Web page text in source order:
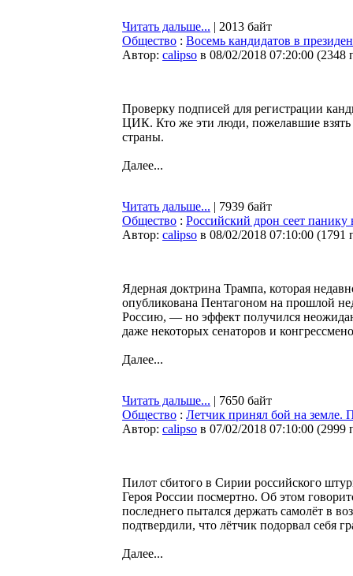
Читать дальше... | 2013 байт
Общество : Восемь кандидатов в
Автор: calipso в 08/02/2018 07:20:00 (2348
Проверку подписей для регистрации
ЦИК. Кто же эти люди, пожелавшие взять
страны.
Далее...
Читать дальше... | 7939 байт
Общество : Российский дрон сеет
Автор: calipso в 08/02/2018 07:10:00 (1791
Ядерная доктрина Трампа, которая
опубликована Пентагоном на прошлой
Россию, — но эффект получился
даже некоторых сенаторов и
Далее...
Читать дальше... | 7650 байт
Общество : Летчик принял бой на земле.
Автор: calipso в 07/02/2018 07:10:00 (2999
Пилот сбитого в Сирии российского
Героя России посмертно. Об этом
последнего пытался держать самолёт в
подтвердили, что лётчик подорвал себя
Далее...